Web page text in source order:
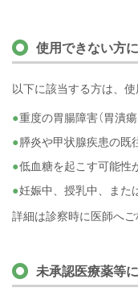
使用できない方
以下に該当する方は、
重度の胃腸障害（胃潰
膵炎や甲状腺疾患の既
低血糖を起こす可能性
妊娠中、授乳中、また
詳細は診察時に医師へご
未承認医療薬等